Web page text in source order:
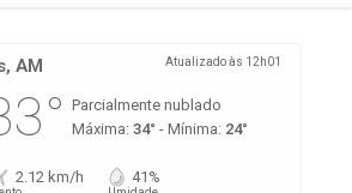
AM Atualizado às 12h01
Parcialmente nublado
Máxima:34° - Mínima: 24°
2.12 km/h 41%